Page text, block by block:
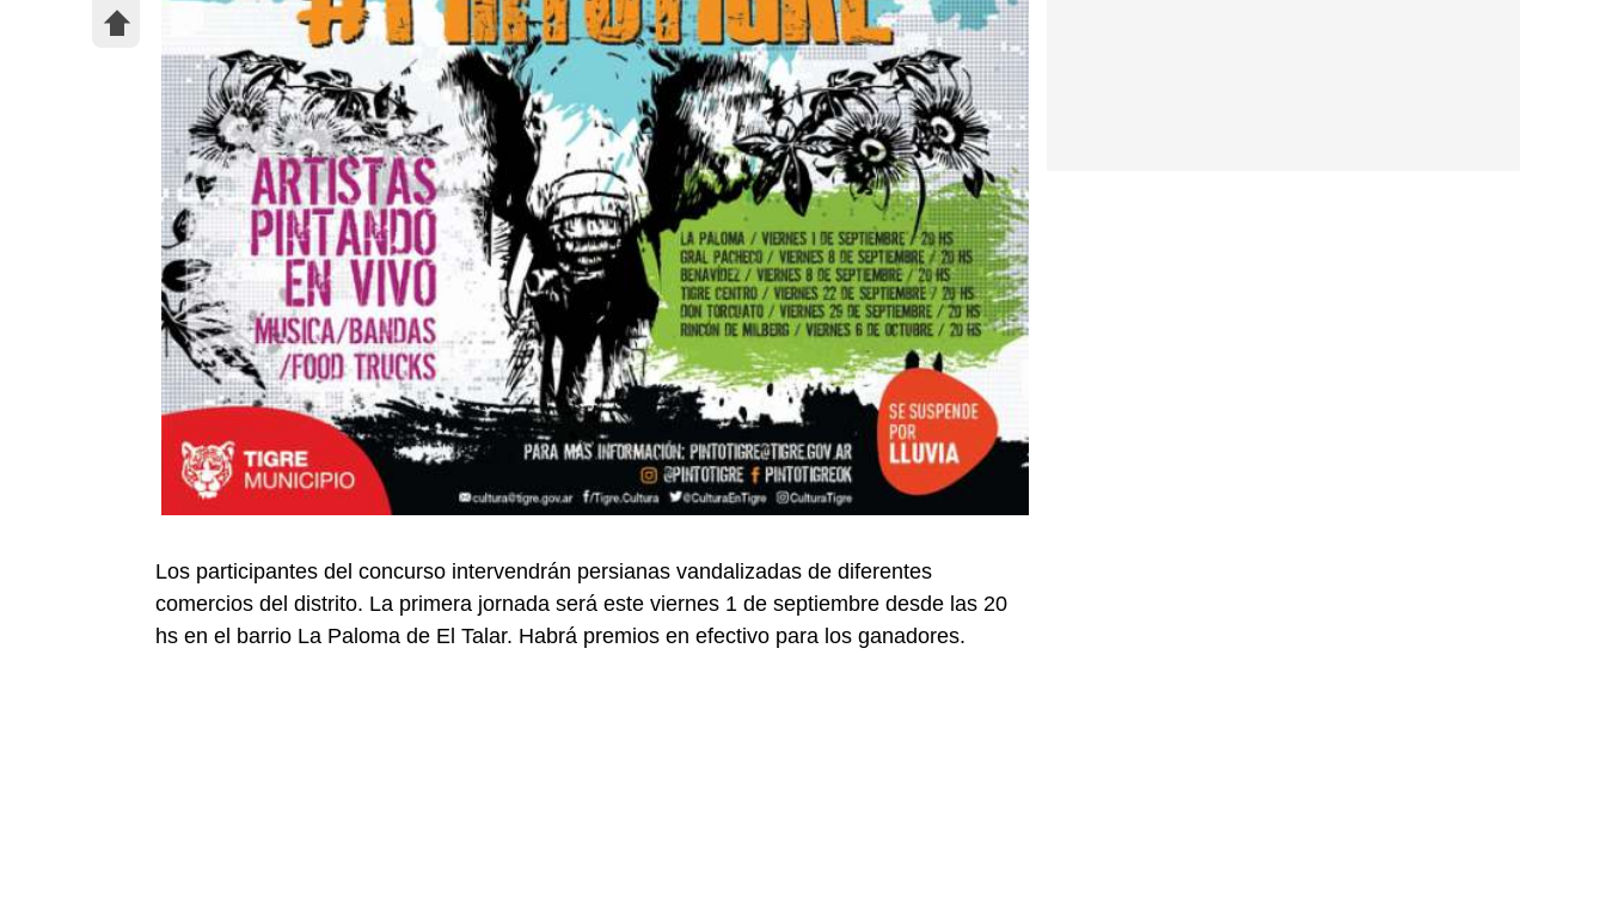
Los participantes del concurso intervendrán persianas vandalizadas de diferentes
comercios del distrito. La primera jornada será este viernes 1 de septiembre desde las 20
hs en el barrio La Paloma de El Talar. Habrá premios en efectivo para los ganadores.